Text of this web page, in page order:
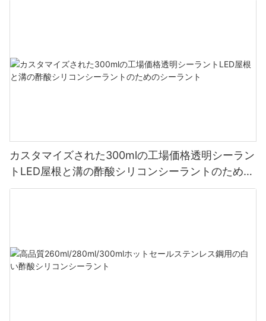
カスタマイズされた300mlの工場価格透明シーラン
トLED屋根と溝の酢酸シリコンシーラントのための
シーラント